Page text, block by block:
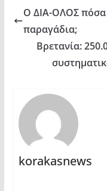
Ο ΔΙΑ-ΟΛΟΣ πόσα
παραγάδια;
Βρετανία:
korakasnews